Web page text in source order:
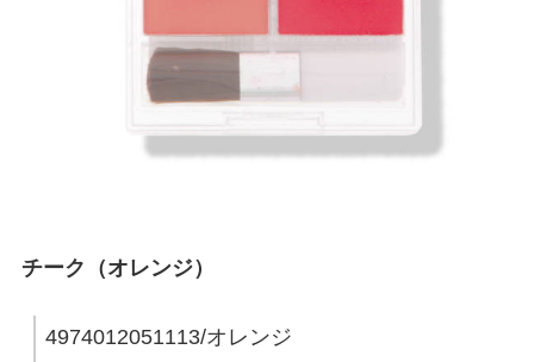
チーク（オレンジ）
4974012051113/オレンジ